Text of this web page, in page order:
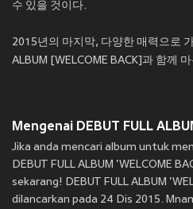
수 있을 것이다.
2015년의 마지막, 다양한 매력으로
ALBUM [WELCOME BACK]과 함께
Mengenai DEBUT FULL
Jika anda mencari album untuk
DEBUT FULL ALBUM 'WELCOME
sekarang! DEBUT FULL ALBUM
dilancarkan pada 24 Dis 2015.